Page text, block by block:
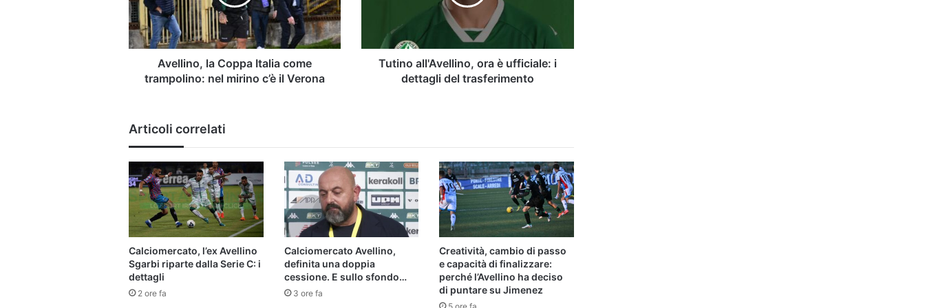
trampolino:
nel
mirino
c’è
Verona
Avellino, la Coppa Italia come
trampolino: nel mirino c’è il Verona
trasferimento
Tutino all'Avellino, ora è ufficiale: i
dettagli del trasferimento
Articoli correlati
Calciomercato, l’ex Avellino
Sgarbi riparte dalla Serie C: i
dettagli
2 ore fa
Calciomercato Avellino,
definita una doppia
cessione. E sullo sfondo…
3 ore fa
Creatività, cambio di passo
e capacità di finalizzare:
perché l’Avellino ha deciso
di puntare su Jimenez